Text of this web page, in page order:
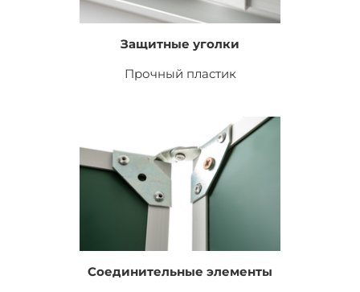
Защитные уголки
Прочный пластик
Соединительные элементы